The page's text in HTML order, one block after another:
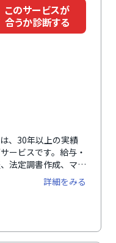
このサービスが
合うか診断する
、30年以上の実績
ービスです。給与・
法定調書作成、マイ
応。さらに、クラウ
ークフローシステム
ます。専任の担当者
詳細をみる